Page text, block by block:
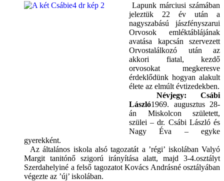
Lapunk márciusi számában
jeleztük 22 év után a
nagyszabású jászfényszarui
Orvosok emléktáblájának
avatása kapcsán szervezett
Orvostalálkozó után az
akkori fiatal, kezdő
orvosokat megkeresve
érdeklődünk hogyan alakult
élete az elmúlt évtizedekben.
Névjegy: Csábi
László1969. augusztus 28-
án Miskolcon született,
szülei – dr. Csábi László és
Nagy Éva – egyke
gyerekként.
Az általános iskola alsó tagozatát a ’régi’ iskolában Valyó
Margit tanitónő szigorú irányítása alatt, majd 3-4.osztályt
Szerdahelyiné a felső tagozatot Kovács Andrásné osztályában
végezte az ’új’ iskolában.